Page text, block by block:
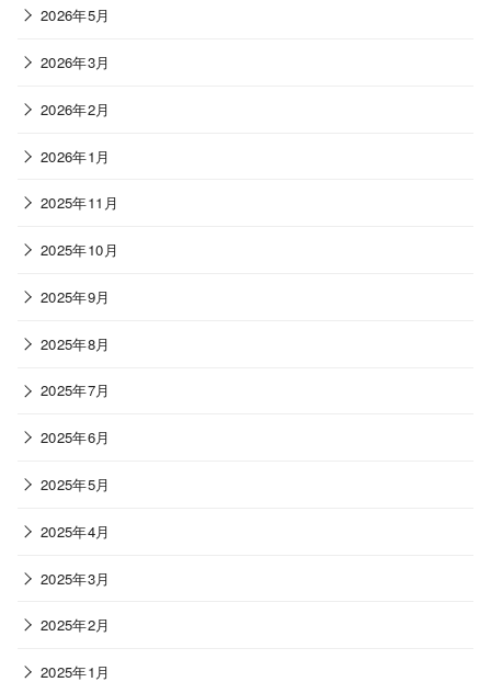
2026年5月
2026年3月
2026年2月
2026年1月
2025年11月
2025年10月
2025年9月
2025年8月
2025年7月
2025年6月
2025年5月
2025年4月
2025年3月
2025年2月
2025年1月